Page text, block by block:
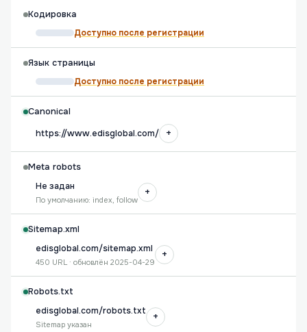
Кодировка
Доступно после регистрации
Язык страницы
Доступно после регистрации
Canonical
https://www.edisglobal.com/
+
Meta robots
Не задан
По умолчанию: index, follow
+
Sitemap.xml
edisglobal.com/sitemap.xml
450 URL · обновлён 2025-04-29
+
Robots.txt
edisglobal.com/robots.txt
Sitemap указан
+